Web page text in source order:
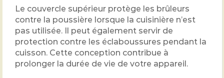
Le couvercle supérieur protège les brûleurs
contre la poussière lorsque la cuisinière n’est
pas utilisée. Il peut également servir de
protection contre les éclaboussures pendant la
cuisson. Cette conception contribue à
prolonger la durée de vie de votre appareil.